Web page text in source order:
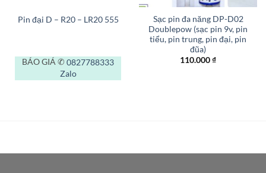
Pin đại D – R20 – LR20 555
BÁO GIÁ ✆ 0827788333
Zalo
Sạc pin đa năng DP-D02
Doublepow (sạc pin 9v, pin
tiểu, pin trung, pin đại, pin
đũa)
110.000₫